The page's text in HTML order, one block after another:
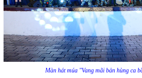
Màn hát múa "Vang mãi bản hùng ca